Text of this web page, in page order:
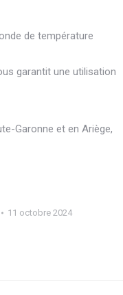
de température
garantit une utilisation
Garonne et en Ariège,
11 octobre 2024